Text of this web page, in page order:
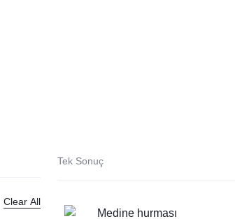
Tek Sonuç
Clear All